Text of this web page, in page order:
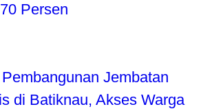
Persen
Jembatan
di Batiknau, Akses Warga